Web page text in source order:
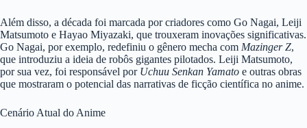
Além disso, a década foi marcada por criadores como Go Nagai, Leiji
Matsumoto e Hayao Miyazaki, que trouxeram inovações significativas.
Go Nagai, por exemplo, redefiniu o gênero mecha com Mazinger Z,
que introduziu a ideia de robôs gigantes pilotados. Leiji Matsumoto,
por sua vez, foi responsável por Uchuu Senkan Yamato e outras obras
que mostraram o potencial das narrativas de ficção científica no anime.
Cenário Atual do Anime